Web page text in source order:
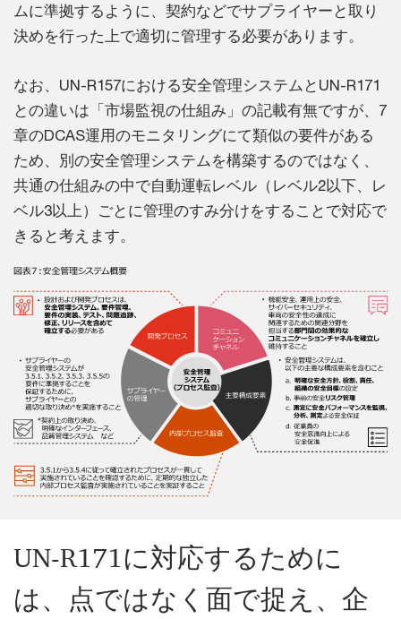
ムに準拠するように、契約などでサプライヤーと取り
決めを行った上で適切に管理する必要があります。
なお、UN-R157における安全管理システムとUN-R171
との違いは「市場監視の仕組み」の記載有無ですが、7
章のDCAS運用のモニタリングにて類似の要件がある
ため、別の安全管理システムを構築するのではなく、
共通の仕組みの中で自動運転レベル（レベル2以下、レ
ベル3以上）ごとに管理のすみ分けをすることで対応で
きると考えます。
UN-R171に対応するために
は、点ではなく面で捉え、企